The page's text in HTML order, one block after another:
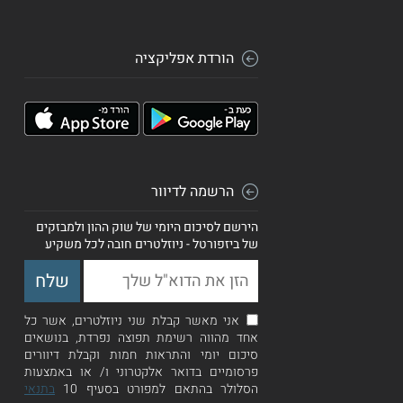
הורדת אפליקציה
הרשמה לדיוור
הירשם לסיכום היומי של שוק ההון ולמבזקים
של ביזפורטל - ניוזלטרים חובה לכל משקיע
אני מאשר קבלת שני ניוזלטרים, אשר כל
אחד מהווה רשימת תפוצה נפרדת, בנושאים
סיכום יומי והתראות חמות וקבלת דיוורים
פרסומיים בדואר אלקטרוני ו/ או באמצעות
הסלולר בהתאם למפורט בסעיף 10
בתנאי